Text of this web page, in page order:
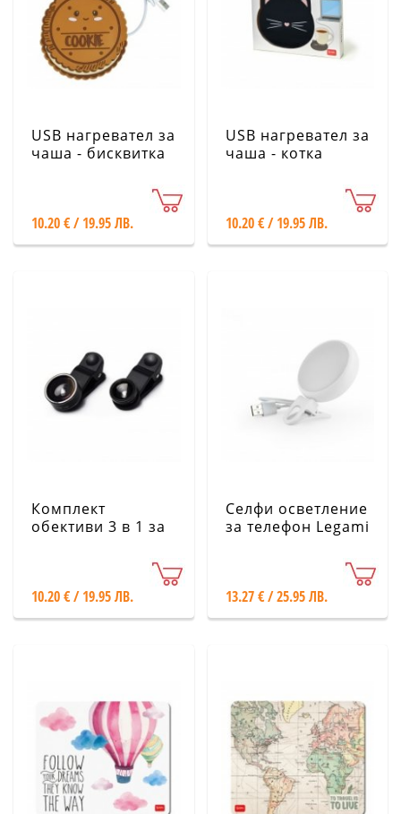
USB нагревател за
чаша - бисквитка
10.20 € / 19.95 ЛВ.
USB нагревател за
чаша - котка
10.20 € / 19.95 ЛВ.
Комплект
обективи 3 в 1 за
10.20 € / 19.95 ЛВ.
Селфи осветление
за телефон Legami
13.27 € / 25.95 ЛВ.